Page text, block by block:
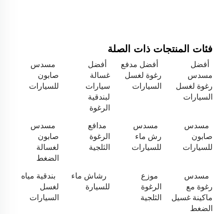
فئات المنتجات ذات الصلة
أفضل
مسدس
رغوة لغسل
السيارات
أفضل مدفع
رغوة لغسل
السيارات
أفضل
غسالة
سيارات
لبندقية
الرغوة
مسدس
صابون
للسيارات
مسدس
صابون
للسيارات
مسدس
رش ماء
للسيارات
مدافع
الرغوة
الثلجية
مسدس
صابون
لغسالة
الضغط
مسدس
رغوة مع
ماكينة غسيل
الضغط
موزع
الرغوة
الثلجية
رشاش ماء
للسيارة
بندقية مياه
لغسل
السيارات